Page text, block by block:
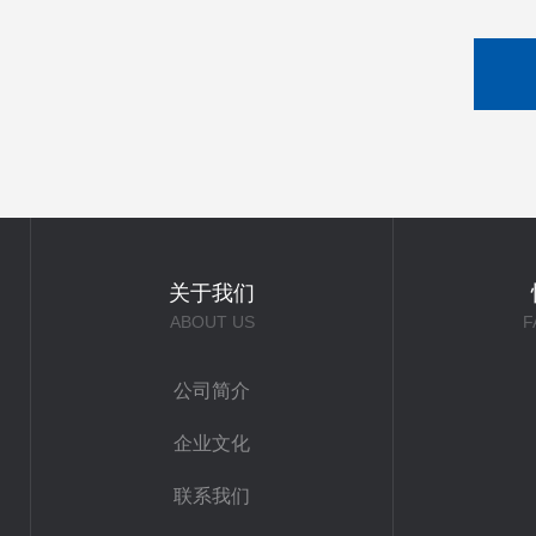
关于我们
ABOUT US
公司简介
企业文化
联系我们